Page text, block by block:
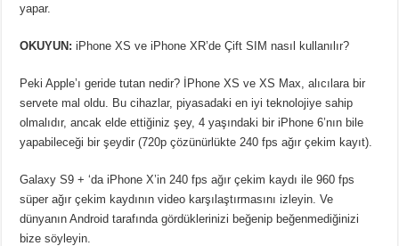
yapar.
OKUYUN: iPhone XS ve iPhone XR’de Çift SIM nasıl kullanılır?
Peki Apple’ı geride tutan nedir? İPhone XS ve XS Max, alıcılara bir
servete mal oldu. Bu cihazlar, piyasadaki en iyi teknolojiye sahip
olmalıdır, ancak elde ettiğiniz şey, 4 yaşındaki bir iPhone 6’nın bile
yapabileceği bir şeydir (720p çözünürlükte 240 fps ağır çekim kayıt).
Galaxy S9 + ‘da iPhone X’in 240 fps ağır çekim kaydı ile 960 fps
süper ağır çekim kaydının video karşılaştırmasını izleyin. Ve
dünyanın Android tarafında gördüklerinizi beğenip beğenmediğinizi
bize söyleyin.